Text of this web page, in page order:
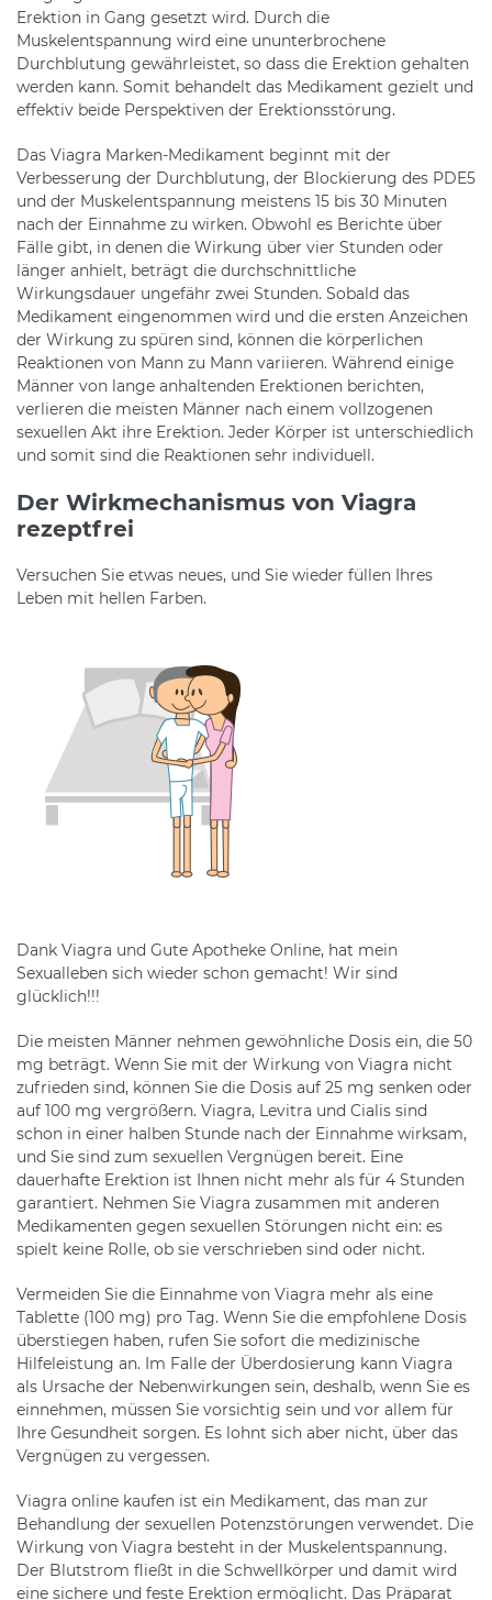
Erektion in Gang gesetzt wird. Durch die
Muskelentspannung wird eine ununterbrochene
Durchblutung gewährleistet, so dass die Erektion gehalten
werden kann. Somit behandelt das Medikament gezielt und
effektiv beide Perspektiven der Erektionsstörung.
Das Viagra Marken-Medikament beginnt mit der
Verbesserung der Durchblutung, der Blockierung des PDE5
und der Muskelentspannung meistens 15 bis 30 Minuten
nach der Einnahme zu wirken. Obwohl es Berichte über
Fälle gibt, in denen die Wirkung über vier Stunden oder
länger anhielt, beträgt die durchschnittliche
Wirkungsdauer ungefähr zwei Stunden. Sobald das
Medikament eingenommen wird und die ersten Anzeichen
der Wirkung zu spüren sind, können die körperlichen
Reaktionen von Mann zu Mann variieren. Während einige
Männer von lange anhaltenden Erektionen berichten,
verlieren die meisten Männer nach einem vollzogenen
sexuellen Akt ihre Erektion. Jeder Körper ist unterschiedlich
und somit sind die Reaktionen sehr individuell.
Der Wirkmechanismus von Viagra
rezeptfrei
Versuchen Sie etwas neues, und Sie wieder füllen Ihres
Leben mit hellen Farben.
Dank Viagra und Gute Apotheke Online, hat mein
Sexualleben sich wieder schon gemacht! Wir sind
glücklich!!!
Die meisten Männer nehmen gewöhnliche Dosis ein, die 50
mg beträgt. Wenn Sie mit der Wirkung von Viagra nicht
zufrieden sind, können Sie die Dosis auf 25 mg senken oder
auf 100 mg vergrößern. Viagra, Levitra und Cialis sind
schon in einer halben Stunde nach der Einnahme wirksam,
und Sie sind zum sexuellen Vergnügen bereit. Eine
dauerhafte Erektion ist Ihnen nicht mehr als für 4 Stunden
garantiert. Nehmen Sie Viagra zusammen mit anderen
Medikamenten gegen sexuellen Störungen nicht ein: es
spielt keine Rolle, ob sie verschrieben sind oder nicht.
Vermeiden Sie die Einnahme von Viagra mehr als eine
Tablette (100 mg) pro Tag. Wenn Sie die empfohlene Dosis
überstiegen haben, rufen Sie sofort die medizinische
Hilfeleistung an. Im Falle der Überdosierung kann Viagra
als Ursache der Nebenwirkungen sein, deshalb, wenn Sie es
einnehmen, müssen Sie vorsichtig sein und vor allem für
Ihre Gesundheit sorgen. Es lohnt sich aber nicht, über das
Vergnügen zu vergessen.
Viagra online kaufen ist ein Medikament, das man zur
Behandlung der sexuellen Potenzstörungen verwendet. Die
Wirkung von Viagra besteht in der Muskelentspannung.
Der Blutstrom fließt in die Schwellkörper und damit wird
eine sichere und feste Erektion ermöglicht. Das Präparat